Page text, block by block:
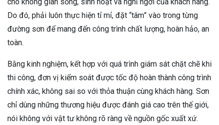
Do đó, phải luôn thực hiện tỉ mỉ, đặt “tâm” vào trong từng
đường sơn để mang đến công trình chất lượng, hoàn hảo, an
toàn.
Bằng kinh nghiệm, kết hợp với quá trình giám sát chặt chẽ khi
thi công, đơn vị kiểm soát được tốc độ hoàn thành công trình
chính xác, không sai so với thỏa thuận cùng khách hàng. Sơn
chỉ dùng những thương hiệu được đánh giá cao trên thế giới,
nói không với vật tư không rõ ràng về nguồn gốc xuất xứ.